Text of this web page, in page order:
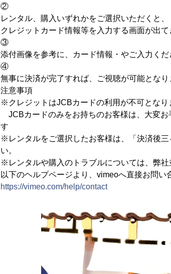
②
レンタル、購入いずれかをご選択いただくと、
クレジットカード情報等を入力する画面が出て
③
添付画像を参考に、カード情報・やご入力くだ
④
無事に決済が完了すれば、ご視聴が可能となり
注意事項
※クレジットはJCBカードの利用が不可となり
JCBカードのみをお持ちのお客様は、大変お
す
※レンタルをご選択したお客様は、「決済後
い。
※レンタルや購入のトラブルについては、弊社
以下のヘルプページより、vimeoへ直接お問い
https://vimeo.com/help/contact